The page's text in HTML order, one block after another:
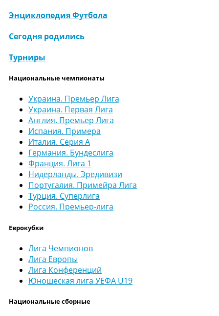
Энциклопедия Футбола
Сегодня родились
Турниры
Национальные чемпионаты
Украина. Премьер Лига
Украина. Первая Лига
Англия. Премьер Лига
Испания. Примера
Италия. Серия А
Германия. Бундеслига
Франция. Лига 1
Нидерланды. Эредивизи
Португалия. Примейра Лига
Турция. Суперлига
Россия. Премьер-лига
Еврокубки
Лига Чемпионов
Лига Европы
Лига Конференций
Юношеская лига УЕФА U19
Национальные сборные